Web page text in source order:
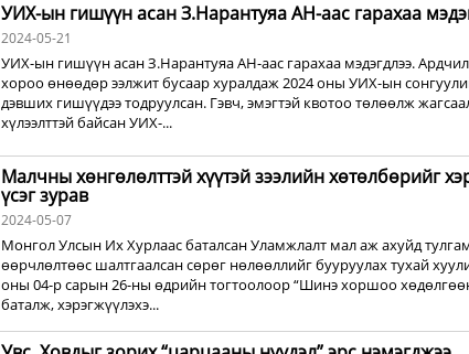
УИХ-ын гишүүн асан З.Нарантуяа АН-аас гарахаа
2024-05-21
УИХ-ын гишүүн асан З.Нарантуяа АН-аас гарахаа мэдэгдлээ.
хороо өнөөдөр ээлжит бусаар хуралдаж 2024 оны УИХ-ын
дэвших гишүүдээ тодруулсан. Гэвч, эмэгтэй квотоо төлөөлж
хүлээлттэй байсан УИХ-...
Малчны хөнгөлөлттэй хүүтэй зээлийн хөтөлбөрийг
үсэг зурав
2024-05-07
Монгол Улсын Их Хурлаас баталсан Уламжлалт мал аж ахуйд
өөрчлөлтөөс шалтгаалсан сөрөг нөлөөллийг бууруулах тухай
оны 04-р сарын 26-ны өдрийн тогтоолоор “Шинэ хоршоо
баталж, хэрэгжүүлэхэ...